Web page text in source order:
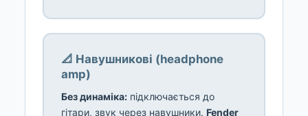
📐 Навушникові (headphone
amp)
Без динаміка: підключається до
гітари, звук через навушники. Fender